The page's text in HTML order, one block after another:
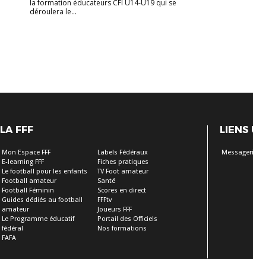
la formation éducateurs CFI U14-U19 qui se
déroulera le...
LA FFF
Mon Espace FFF
E-learning FFF
Le football pour les enfants
Football amateur
Football Féminin
Guides dédiés au football
amateur
Le Programme éducatif
fédéral
FAFA
Labels Fédéraux
Fiches pratiques
TV Foot amateur
Santé
Scores en direct
FFFtv
Joueurs FFF
Portail des Officiels
Nos formations
LIENS